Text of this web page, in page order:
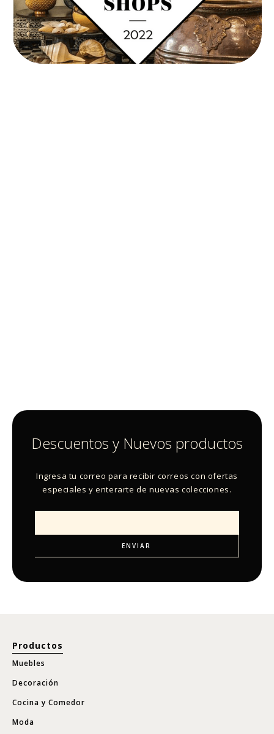
Descuentos y Nuevos productos
Ingresa tu correo para recibir correos con ofertas
especiales y enterarte de nuevas colecciones.
Productos
Muebles
Decoración
Cocina y Comedor
Moda